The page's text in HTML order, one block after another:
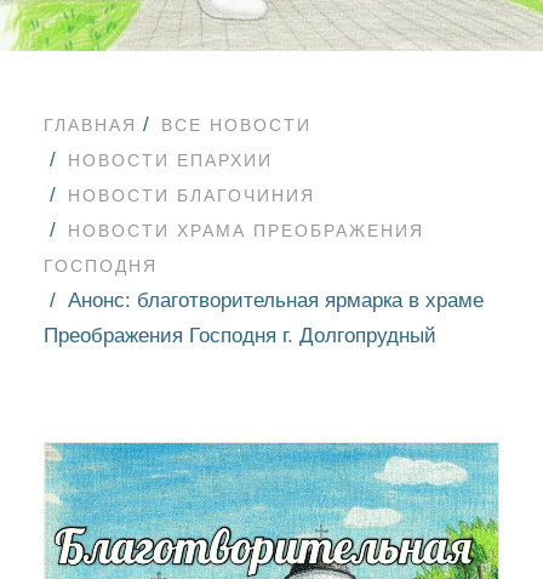
ГЛАВНАЯ
ВСЕ НОВОСТИ
НОВОСТИ ЕПАРХИИ
НОВОСТИ БЛАГОЧИНИЯ
НОВОСТИ ХРАМА ПРЕОБРАЖЕНИЯ
ГОСПОДНЯ
Анонс: благотворительная ярмарка в храме
Преображения Господня г. Долгопрудный